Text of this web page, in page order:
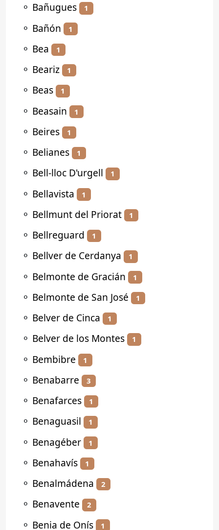
⚬ Bañugues 1
⚬ Bañón 1
⚬ Bea 1
⚬ Beariz 1
⚬ Beas 1
⚬ Beasain 1
⚬ Beires 1
⚬ Belianes 1
⚬ Bell-lloc D'urgell 1
⚬ Bellavista 1
⚬ Bellmunt del Priorat 1
⚬ Bellreguard 1
⚬ Bellver de Cerdanya 1
⚬ Belmonte de Gracián 1
⚬ Belmonte de San José 1
⚬ Belver de Cinca 1
⚬ Belver de los Montes 1
⚬ Bembibre 1
⚬ Benabarre 3
⚬ Benafarces 1
⚬ Benaguasil 1
⚬ Benagéber 1
⚬ Benahavís 1
⚬ Benalmádena 2
⚬ Benavente 2
⚬ Benia de Onís 1